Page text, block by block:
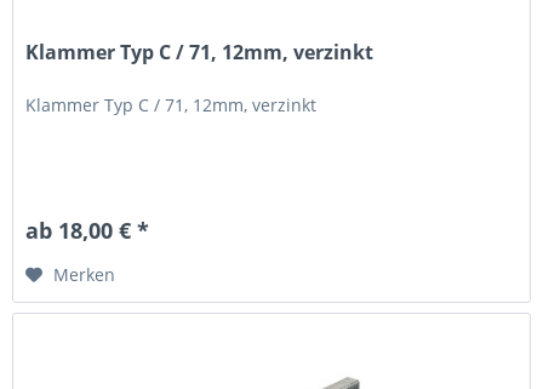
Klammer Typ C / 71, 12mm, verzinkt
Klammer Typ C / 71, 12mm, verzinkt
ab 18,00 € *
Merken